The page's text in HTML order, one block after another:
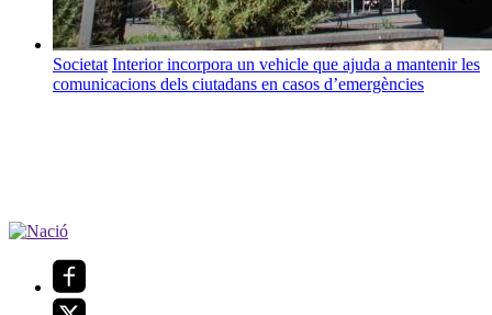
Societat Interior incorpora un vehicle que ajuda a mantenir les
comunicacions dels ciutadans en casos d’emergències